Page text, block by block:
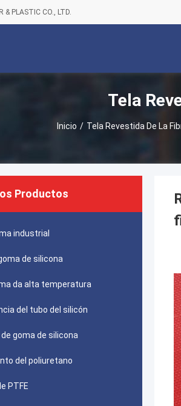
& PLASTIC CO., LTD.
Tela
Inicio / Tela Revestida De La
Productos
industrial
de silicona
da alta temperatura
del tubo del silicón
goma de silicona
del poliuretano
PTFE